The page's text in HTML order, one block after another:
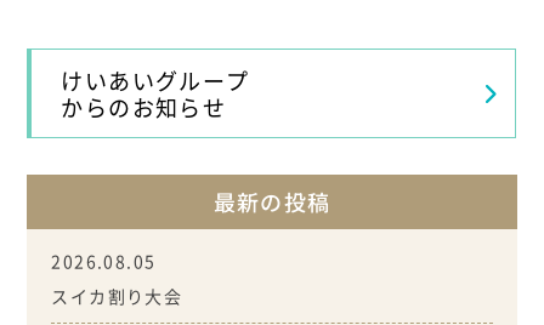
けいあいグループ
からのお知らせ
最新の投稿
2026.08.05
スイカ割り大会